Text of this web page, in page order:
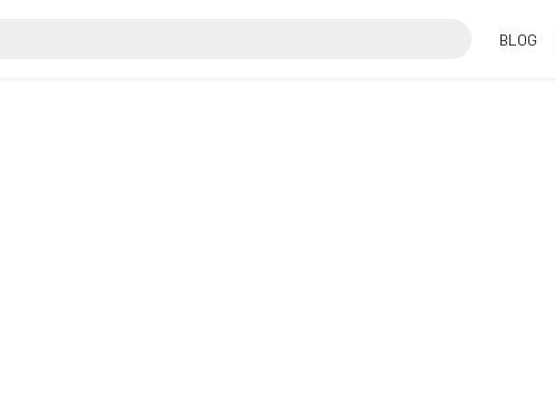
BLOG